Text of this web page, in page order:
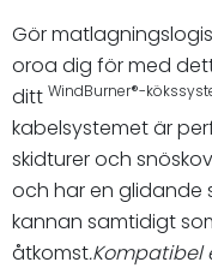
Gör
oroa dig för med
ditt WindBurner®-
kabelsystemet är
skidturer och
och har en glidande
kannan samtidigt
åtkomst.Kompatibel